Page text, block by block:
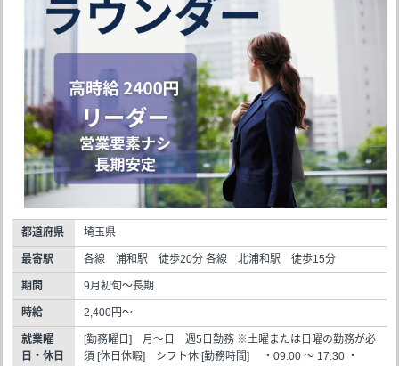
都道府県 埼玉県
最寄駅 各線 浦和駅 徒歩20分 各線 北浦和駅 徒歩15分
期間 9月初旬～長期
時給 2,400円～
就業曜
日・休日
[勤務曜日] 月～日 週5日勤務 ※土曜または日曜の勤務が必
須 [休日休暇] シフト休 [勤務時間] ・09:00 ～ 17:30 ・